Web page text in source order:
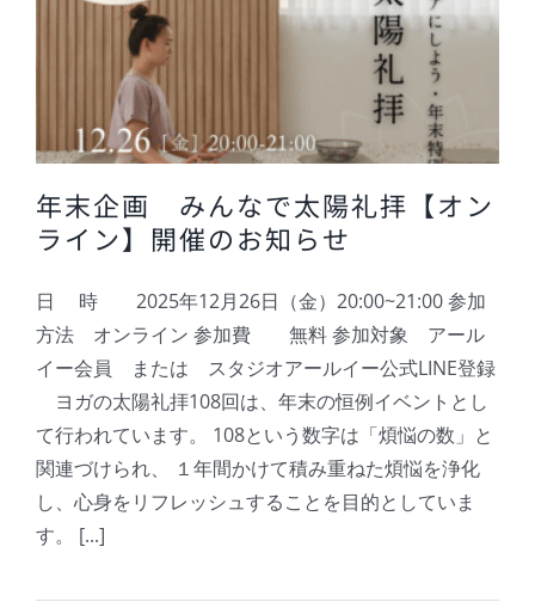
年末企画 みんなで太陽礼拝【オン
ライン】開催のお知らせ
日 時 2025年12月26日（金）20:00~21:00 参加
方法 オンライン 参加費 無料 参加対象 アール
イー会員 または スタジオアールイー公式LINE登録
ヨガの太陽礼拝108回は、年末の恒例イベントとし
て行われています。 108という数字は「煩悩の数」と
関連づけられ、 １年間かけて積み重ねた煩悩を浄化
し、心身をリフレッシュすることを目的としていま
す。 [...]